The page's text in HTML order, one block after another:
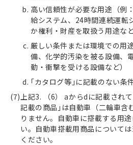
高い信頼性が必要な用途（例
給システム、24時間連続運転
か権利・財産を取扱う用途など
厳しい条件または環境での用
備、化学的汚染を被る設備、
動・衝撃を受ける設備など）
｢カタログ等｣に記載のない条
上記3. （6） aからdに記載され
記載の商品｣は自動車（二輪車含
りません。自動車に搭載する用
い。自動車搭載用商品について
ください。